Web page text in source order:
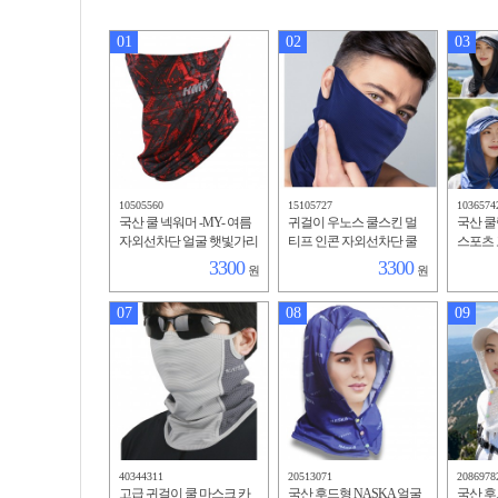
01
10505560
국산 쿨 넥워머 -MY- 여름
자외선차단 얼굴 햇빛가리
개 골프 스포츠마스크
3300 원
02
15105727
귀걸이 우노스 쿨스킨 멀
티프 인콘 자외선차단 쿨
넥워머 아이스 페이스 커
3300 원
03
국산
스포츠
07
40344311
고급 귀걸이 쿨 마스크 카
08
20513071
국산 후드형 NASKA 얼굴
09
국산